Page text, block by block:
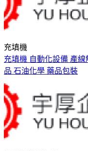
充填機
充填機 自動化設備 產線
品 石油化學 藥品包裝